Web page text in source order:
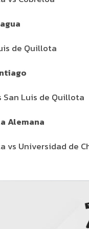
de Quillota
San Luis de Quillota
Alemana
vs Universidad de